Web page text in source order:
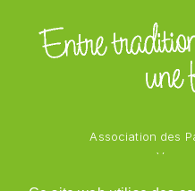
Association des